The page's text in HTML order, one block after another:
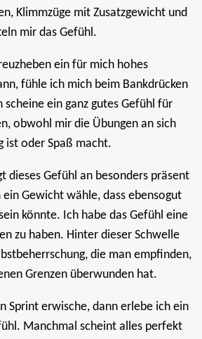
Klimmzüge mit Zusatzgewicht und
mir das Gefühl.
ein für mich hohes
fühle ich mich beim Bankdrücken
scheine ein ganz gutes Gefühl für
obwohl mir die Übungen an sich
ist oder Spaß macht.
dieses Gefühl an besonders präsent
Gewicht wähle, dass ebensogut
könnte. Ich habe das Gefühl eine
zu haben. Hinter dieser Schwelle
die man empfinden,
Grenzen überwunden hat.
Sprint erwische, dann erlebe ich ein
Manchmal scheint alles perfekt